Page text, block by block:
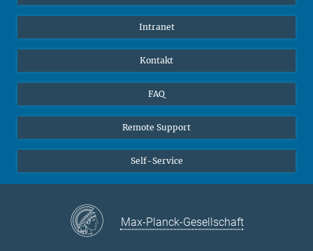
Alumni
Facebook
Instagram
YouTube
Intranet
Kontakt
FAQ
Remote Support
Self-Service
Max-Planck-Gesellschaft